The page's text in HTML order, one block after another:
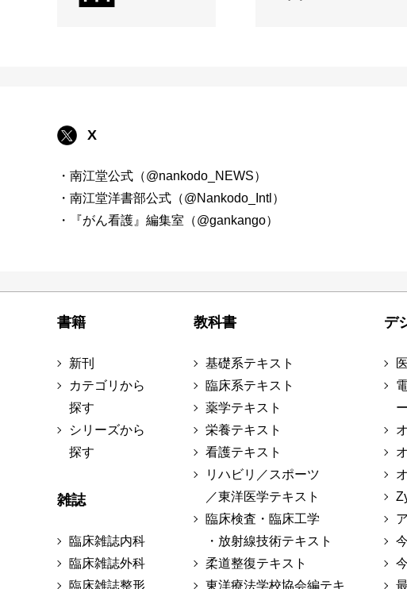
X
・南江堂公式（@nankodo_NEWS）
・南江堂洋書部公式（@Nankodo_Intl）
・『がん看護』編集室（@gankango）
書籍
新刊
カテゴリから
探す
シリーズから
探す
雑誌
臨床雑誌内科
臨床雑誌外科
臨床雑誌整形
教科書
基礎系テキスト
臨床系テキスト
薬学テキスト
栄養テキスト
看護テキスト
リハビリ／スポーツ
／東洋医学テキスト
臨床検査・臨床工学
・放射線技術テキスト
柔道整復テキスト
東洋療法学校協会編テキ
デ